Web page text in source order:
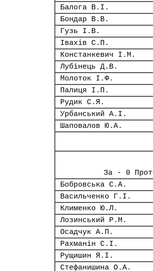
Балога В.І.
Бондар В.В.
Гузь І.В.
Івахів С.П.
Констанкевич І.М.
Лубінець Д.В.
Молоток І.Ф.
Палиця І.П.
Рудик С.Я.
Урбанський А.І.
Шаповалов Ю.А.
За - 0
Бобровська С.А.
Васильченко Г.І.
Клименко Ю.Л.
Лозинський Р.М.
Осадчук А.П.
Рахманін С.І.
Рущишин Я.І.
Стефанишина О.А.